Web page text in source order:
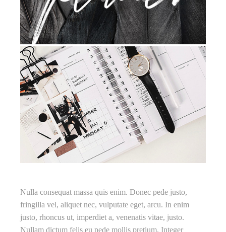
Nulla consequat massa quis enim. Donec pede justo,
fringilla vel, aliquet nec, vulputate eget, arcu. In enim
justo, rhoncus ut, imperdiet a, venenatis vitae, justo.
Nullam dictum felis eu pede mollis pretium. Integer